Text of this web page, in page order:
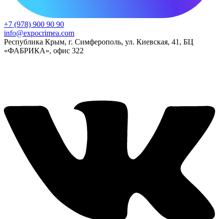
+7 (978) 900 90 90
info@expocrimea.com
Республика Крым, г. Симферополь, ул. Киевская, 41, БЦ
«ФАБРИКА», офис 322